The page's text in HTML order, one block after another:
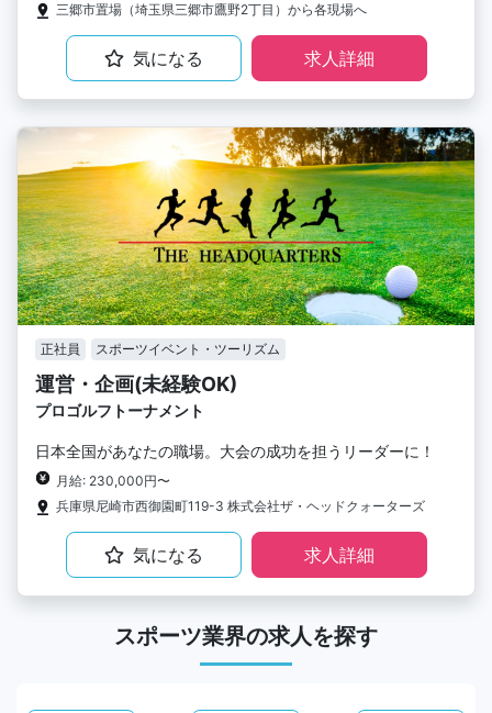
三郷市置場（埼玉県三郷市鷹野2丁目）から各現場へ
気になる 求人詳細
正社員 スポーツイベント・ツーリズム
運営・企画(未経験OK)
プロゴルフトーナメント
日本全国があなたの職場。大会の成功を担うリーダーに！
月給: 230,000円〜
兵庫県尼崎市西御園町119-3 株式会社ザ・ヘッドクォーターズ
気になる 求人詳細
スポーツ業界の求人を探す